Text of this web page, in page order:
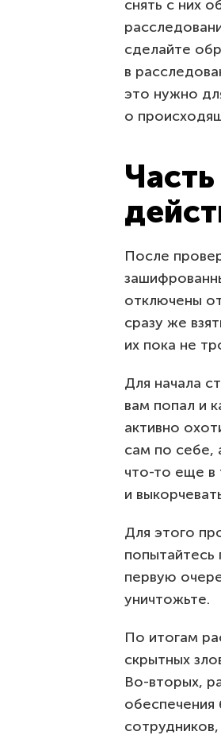
снять с них
сделайте
в
это нужно
о
После
отключены
сразу же
их пока не
Для начала
вам попал и
активно
сам по себе,
что-то еще в
и
Для этого
первую
уничтожьте.
По итогам
скрытных
Во-вторых,
обеспечения